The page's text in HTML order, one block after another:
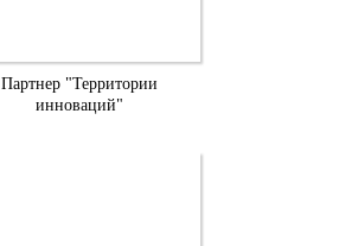
Партнер "Территории
инноваций"